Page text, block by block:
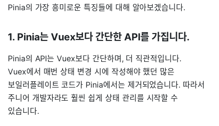
Pinia의 가장 흥미로운 특징들에 대해 알아보겠습니다.
1. Pinia는 Vuex보다 간단한 API를 가집니다.
Pinia의 API는 Vuex보다 간단하며, 더 직관적입니다.
Vuex에서 매번 상태 변경 시에 작성해야 했던 많은
보일러플레이트 코드가 Pinia에서는 제거되었습니다. 따라서
주니어 개발자라도 훨씬 쉽게 상태 관리를 시작할 수
있습니다.